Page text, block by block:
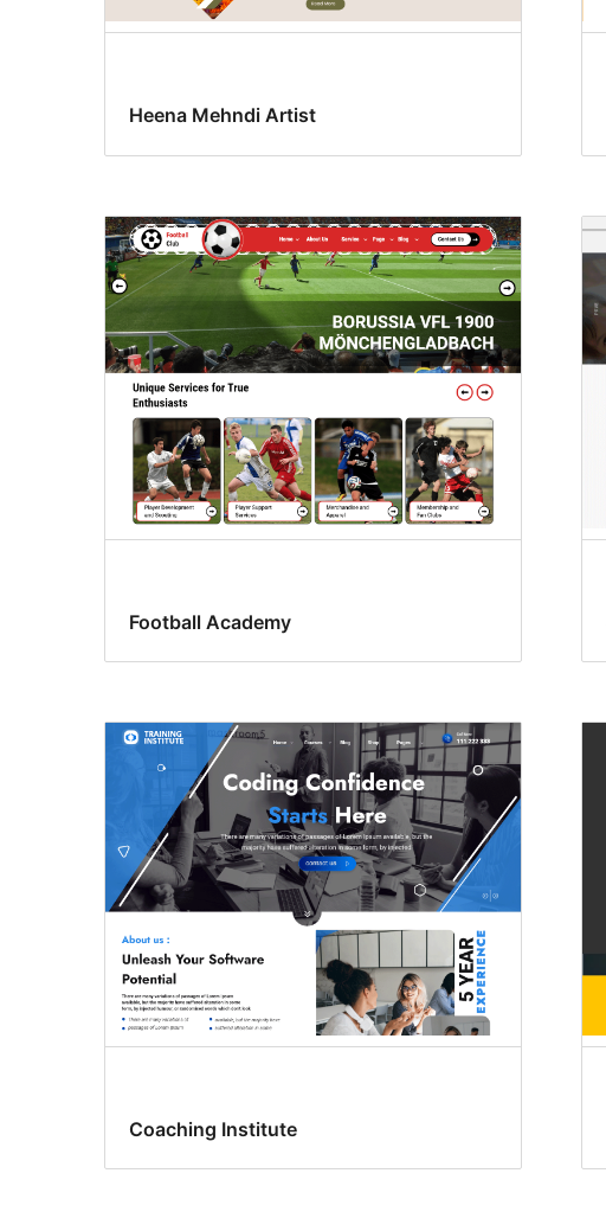
Heena Mehndi Artist
Football Academy
Coaching Institute